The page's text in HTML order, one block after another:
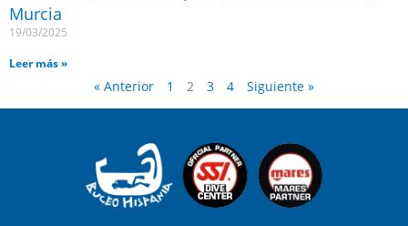
Murcia
19/03/2025
Leer más »
« Anterior 1 2 3 4 Siguiente »